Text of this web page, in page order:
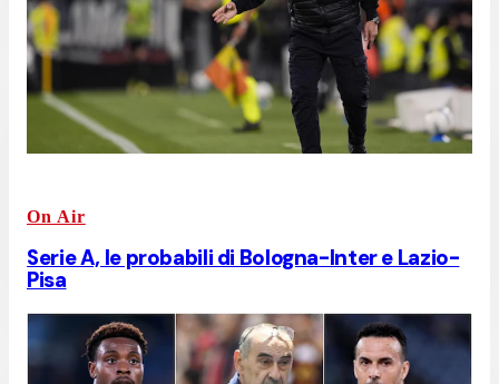
On Air
Serie A, le probabili di Bologna-Inter e Lazio-
Pisa